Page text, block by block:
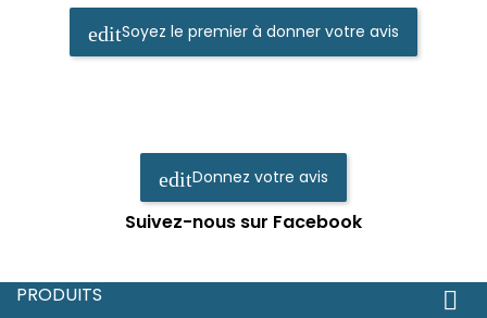
editSoyez le premier à donner votre avis
editDonnez votre avis
Suivez-nous sur Facebook
PRODUITS 